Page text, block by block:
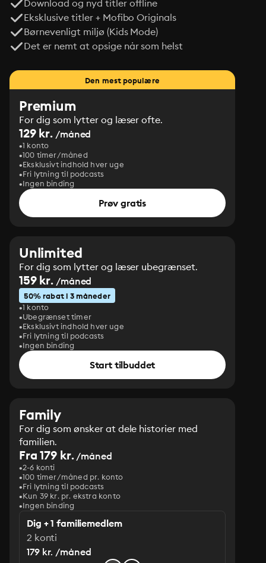
Download og nyd titler offline
Eksklusive titler + Mofibo Originals
Børnevenligt miljø (Kids Mode)
Det er nemt at opsige når som helst
Den mest populære
Premium
For dig som lytter og læser ofte.
129 kr. /måned
1 konto
100 timer/måned
Eksklusivt indhold hver uge
Fri lytning til podcasts
Ingen binding
Prøv gratis
Unlimited
For dig som lytter og læser ubegrænset.
159 kr. /måned
50% rabat i 3 måneder
1 konto
Ubegrænset timer
Eksklusivt indhold hver uge
Fri lytning til podcasts
Ingen binding
Start tilbuddet
Family
For dig som ønsker at dele historier med
familien.
Fra 179 kr./måned
2-6 konti
100 timer/måned pr. konto
Fri lytning til podcasts
Kun 39 kr. pr. ekstra konto
Ingen binding
Dig + 1 familiemedlem
2 konti
179 kr. /måned